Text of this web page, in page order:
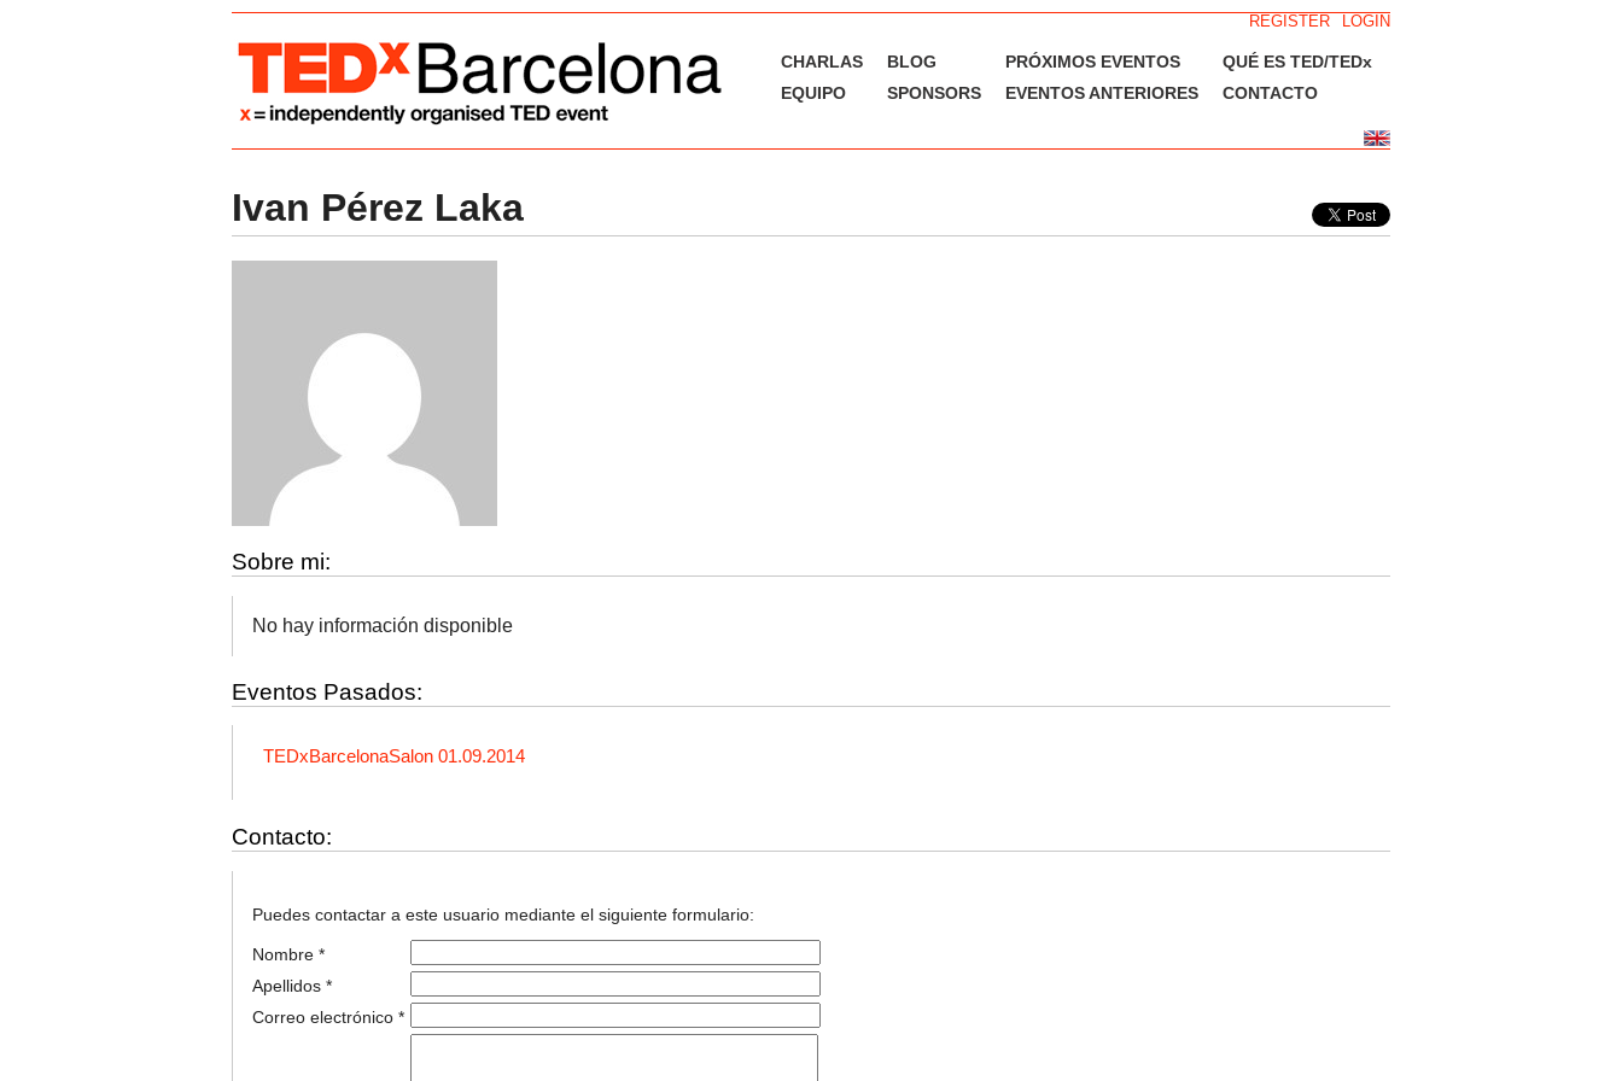
LOGIN
REGISTER
CHARLAS BLOG PRÓXIMOS EVENTOS
QUÉ ES TED/TEDx
EQUIPO
SPONSORS EVENTOS ANTERIORES CONTACTO
Ivan Pérez Laka
Sobre mi:
No hay información disponible
Eventos Pasados:
TEDxBarcelonaSalon 01.09.2014
Contacto:
Puedes contactar a este usuario mediante el siguiente formulario:
Nombre *
Apellidos *
Correo electrónico *